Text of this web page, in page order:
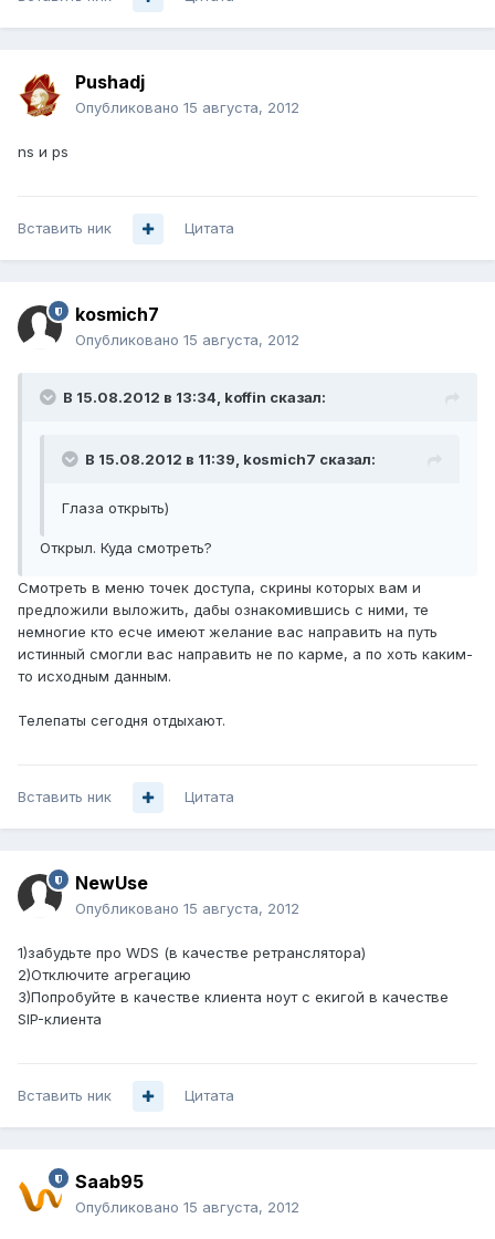
Pushadj
Опубликовано 15 августа, 2012
ns и ps
Вставить ник Цитата
kosmich7
Опубликовано 15 августа, 2012
В 15.08.2012 в 13:34, koffin сказал:
В 15.08.2012 в 11:39, kosmich7 сказал:
Глаза открыть)
Открыл. Куда смотреть?
Смотреть в меню точек доступа, скрины которых вам и
предложили выложить, дабы ознакомившись с ними, те
немногие кто есче имеют желание вас направить на путь
истинный смогли вас направить не по карме, а по хоть каким-
то исходным данным.
Телепаты сегодня отдыхают.
Вставить ник Цитата
NewUse
Опубликовано 15 августа, 2012
1)забудьте про WDS (в качестве ретранслятора)
2)Отключите агрегацию
3)Попробуйте в качестве клиента ноут с екигой в качестве
SIP-клиента
Вставить ник Цитата
Saab95
Опубликовано 15 августа, 2012